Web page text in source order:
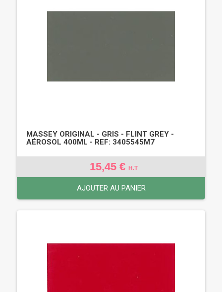
MASSEY ORIGINAL - GRIS - FLINT GREY -
AÉROSOL 400ML - REF: 3405545M7
15,45 € H.T
AJOUTER AU PANIER